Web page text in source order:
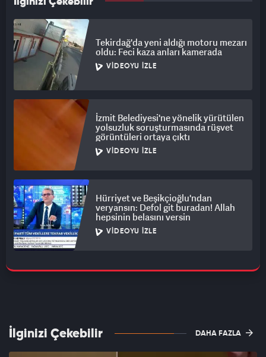
Tekirdağ'da yeni aldığı motoru mezarı
oldu: Feci kaza anları kamerada
VIDEOYU İZLE
İzmit Belediyesi'ne yönelik yürütülen
yolsuzluk soruşturmasında rüşvet
görüntüleri ortaya çıktı
VIDEOYU İZLE
Hürriyet ve Beşikçioğlu'ndan
veryansın: Defol git buradan! Allah
hepsinin belasını versin
VIDEOYU İZLE
İlginizi Çekebilir DAHA FAZLA